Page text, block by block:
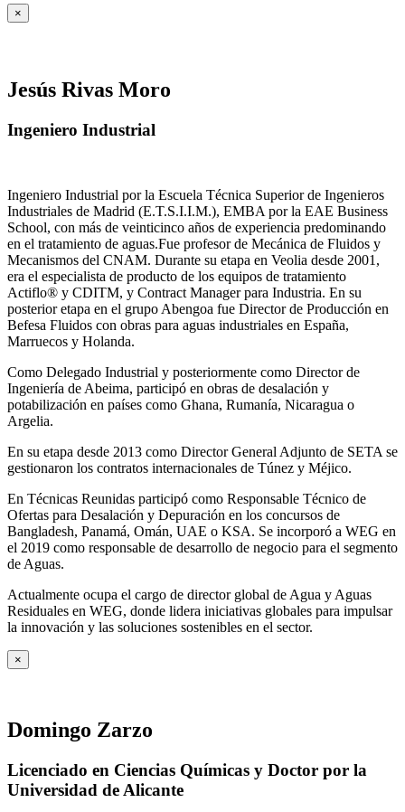
×
Jesús Rivas Moro
Ingeniero Industrial
Ingeniero Industrial por la Escuela Técnica Superior de Ingenieros
Industriales de Madrid (E.T.S.I.I.M.), EMBA por la EAE Business
School, con más de veinticinco años de experiencia predominando
en el tratamiento de aguas.Fue profesor de Mecánica de Fluidos y
Mecanismos del CNAM. Durante su etapa en Veolia desde 2001,
era el especialista de producto de los equipos de tratamiento
Actiflo® y CDITM, y Contract Manager para Industria. En su
posterior etapa en el grupo Abengoa fue Director de Producción en
Befesa Fluidos con obras para aguas industriales en España,
Marruecos y Holanda.
Como Delegado Industrial y posteriormente como Director de
Ingeniería de Abeima, participó en obras de desalación y
potabilización en países como Ghana, Rumanía, Nicaragua o
Argelia.
En su etapa desde 2013 como Director General Adjunto de SETA se
gestionaron los contratos internacionales de Túnez y Méjico.
En Técnicas Reunidas participó como Responsable Técnico de
Ofertas para Desalación y Depuración en los concursos de
Bangladesh, Panamá, Omán, UAE o KSA. Se incorporó a WEG en
el 2019 como responsable de desarrollo de negocio para el segmento
de Aguas.
Actualmente ocupa el cargo de director global de Agua y Aguas
Residuales en WEG, donde lidera iniciativas globales para impulsar
la innovación y las soluciones sostenibles en el sector.
×
Domingo Zarzo
Licenciado en Ciencias Químicas y Doctor por la
Universidad de Alicante